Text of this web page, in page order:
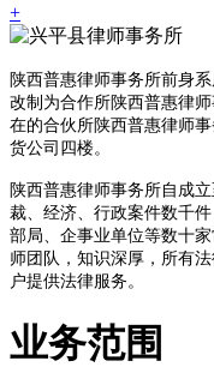
+
陕西普惠律师事务所前身
改制为合作所陕西普惠律
在的合伙所陕西普惠律师
货公司四楼。
陕西普惠律师事务所自成
裁、经济、行政案件数千
部局、企事业单位等数十
师团队，知识深厚，所有
户提供法律服务。
业务范围